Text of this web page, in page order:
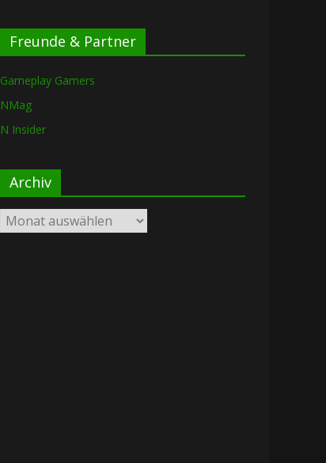
Freunde & Partner
Gameplay Gamers
NMag
N Insider
Archiv
Archiv